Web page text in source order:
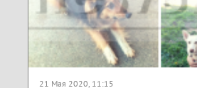
21 Мая 2020, 11:15